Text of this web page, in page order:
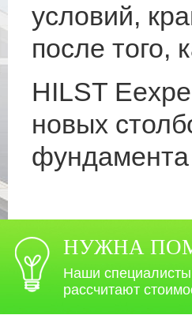
условий,
после того,
HILST
новых
НУЖНА
Наши специалисты
рассчитают